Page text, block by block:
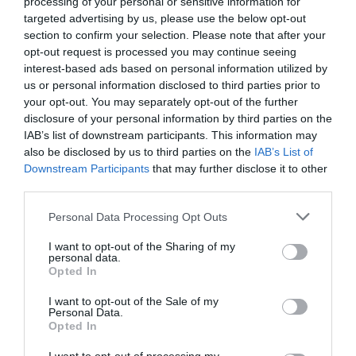
targeted advertising by us, please use the below opt-out
section to confirm your selection. Please note that after your
opt-out request is processed you may continue seeing
interest-based ads based on personal information utilized by
us or personal information disclosed to third parties prior to
your opt-out. You may separately opt-out of the further
disclosure of your personal information by third parties on the
IAB’s list of downstream participants. This information may
also be disclosed by us to third parties on the IAB’s List of
Downstream Participants that may further disclose it to other
Personal Data Processing Opt Outs
I want to opt-out of the Sharing of my
personal data.
Opted In
I want to opt-out of the Sale of my
Personal Data.
Opted In
επαναλαμβανόμενο μοτίβο. Δείχνει, επίσης, πώς
ο εγκέφαλός μας επεξεργάζεται τις εικόνες.
Όταν ο εγκέφαλός μας ερμηνεύει μια εικόνα,
μερικές φορές συμπληρώνει ο ίδιος κενά ή